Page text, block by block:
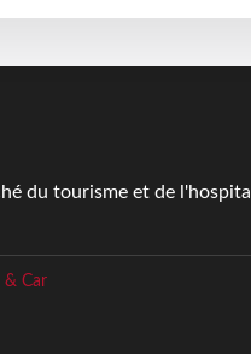
du tourisme et de
& Car